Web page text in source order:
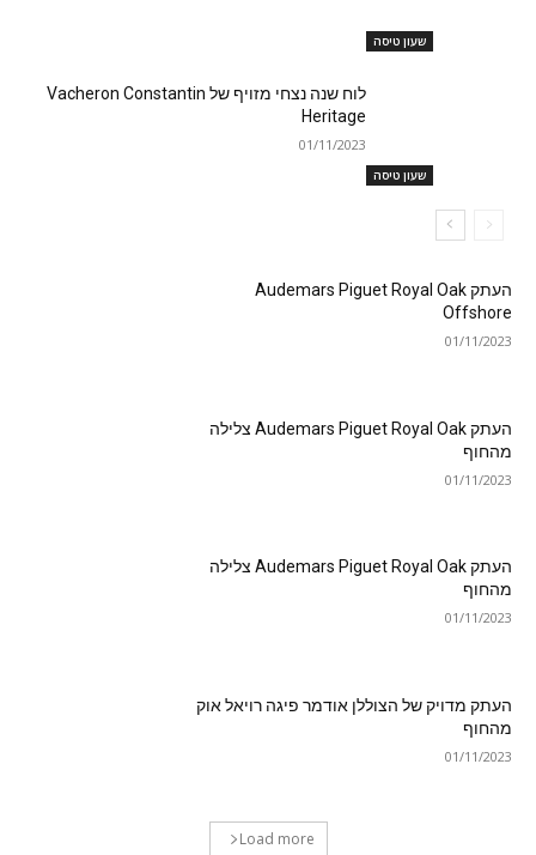
שעון טיסה
שעון טיסה
לוח שנה נצחי מזויף של Vacheron Constantin
Heritage
01/11/2023
העתק Audemars Piguet Royal Oak
Offshore
01/11/2023
העתק Audemars Piguet Royal Oak צלילה
מהחוף
01/11/2023
העתק Audemars Piguet Royal Oak צלילה
מהחוף
01/11/2023
העתק מדויק של הצוללן אודמר פיגה רויאל אוק
מהחוף
01/11/2023
Load more